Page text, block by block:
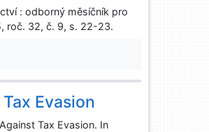
: odborný měsíčník pro
roč. 32, č. 9, s. 22-23.
Evasion
Tax Evasion. In